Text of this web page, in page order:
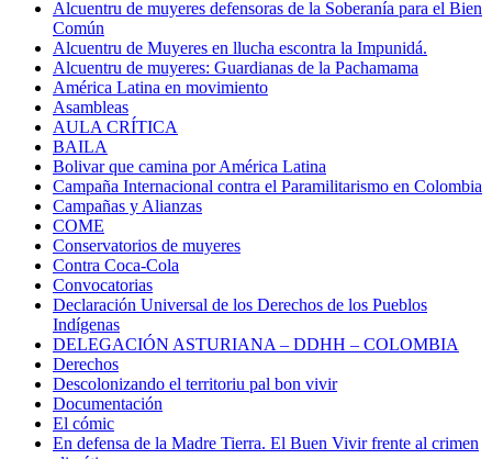
Alcuentru de muyeres defensoras de la Soberanía para el Bien
Común
Alcuentru de Muyeres en llucha escontra la Impunidá.
Alcuentru de muyeres: Guardianas de la Pachamama
América Latina en movimiento
Asambleas
AULA CRÍTICA
BAILA
Bolivar que camina por América Latina
Campaña Internacional contra el Paramilitarismo en Colombia
Campañas y Alianzas
COME
Conservatorios de muyeres
Contra Coca-Cola
Convocatorias
Declaración Universal de los Derechos de los Pueblos
Indígenas
DELEGACIÓN ASTURIANA – DDHH – COLOMBIA
Derechos
Descolonizando el territoriu pal bon vivir
Documentación
El cómic
En defensa de la Madre Tierra. El Buen Vivir frente al crimen